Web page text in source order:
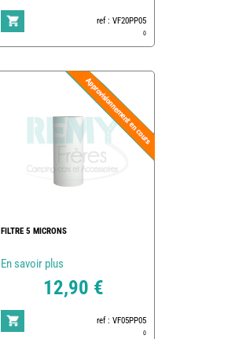
ref : VF20PP05
0
FILTRE 5 MICRONS
En savoir plus
12,90 €
ref : VF05PP05
0